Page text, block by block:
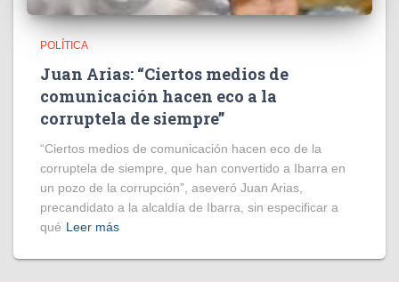
POLÍTICA
Juan Arias: “Ciertos medios de
comunicación hacen eco a la
corruptela de siempre”
“Ciertos medios de comunicación hacen eco de la
corruptela de siempre, que han convertido a Ibarra en
un pozo de la corrupción”, aseveró Juan Arias,
precandidato a la alcaldía de Ibarra, sin especificar a
qué Leer más